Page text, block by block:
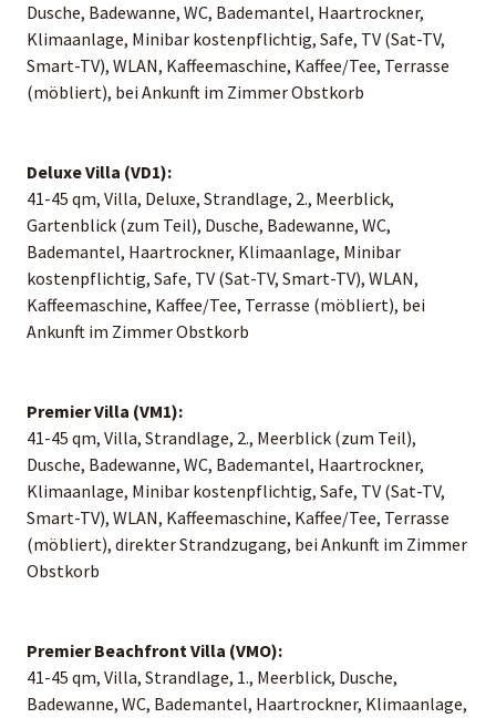
Dusche, Badewanne, WC, Bademantel, Haartrockner,
Klimaanlage, Minibar kostenpflichtig, Safe, TV (Sat-TV,
Smart-TV), WLAN, Kaffeemaschine, Kaffee/Tee, Terrasse
(möbliert), bei Ankunft im Zimmer Obstkorb
Deluxe Villa (VD1):
41-45 qm, Villa, Deluxe, Strandlage, 2., Meerblick,
Gartenblick (zum Teil), Dusche, Badewanne, WC,
Bademantel, Haartrockner, Klimaanlage, Minibar
kostenpflichtig, Safe, TV (Sat-TV, Smart-TV), WLAN,
Kaffeemaschine, Kaffee/Tee, Terrasse (möbliert), bei
Ankunft im Zimmer Obstkorb
Premier Villa (VM1):
41-45 qm, Villa, Strandlage, 2., Meerblick (zum Teil),
Dusche, Badewanne, WC, Bademantel, Haartrockner,
Klimaanlage, Minibar kostenpflichtig, Safe, TV (Sat-TV,
Smart-TV), WLAN, Kaffeemaschine, Kaffee/Tee, Terrasse
(möbliert), direkter Strandzugang, bei Ankunft im Zimmer
Obstkorb
Premier Beachfront Villa (VMO):
41-45 qm, Villa, Strandlage, 1., Meerblick, Dusche,
Badewanne, WC, Bademantel, Haartrockner, Klimaanlage,